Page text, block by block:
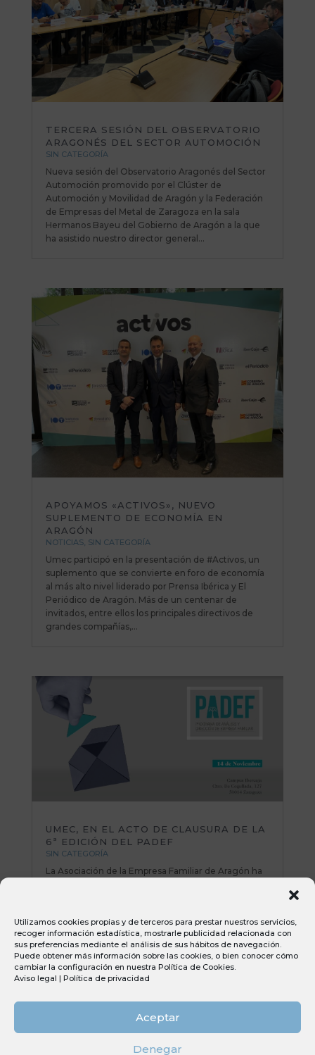
Utilizamos cookies propias y de terceros para prestar nuestros servicios,
recoger información estadística, mostrarle publicidad relacionada con
sus preferencias mediante el análisis de sus hábitos de navegación.
Puede obtener más información sobre las cookies, o bien conocer cómo
cambiar la configuración en nuestra Política de Cookies.
Aviso legal | Política de privacidad
Aceptar
Denegar
TERCERA SESIÓN DEL OBSERVATORIO
ARAGONÉS DEL SECTOR AUTOMOCIÓN
SIN CATEGORÍA
Nueva sesión del Observatorio Aragonés del Sector
Automoción promovido por el Clúster de
Automoción y Movilidad de Aragón y la Federación
de Empresas del Metal de Zaragoza en la sala
Hermanos Bayeu del Gobierno de Aragón a la que
ha asistido nuestro director general...
APOYAMOS «ACTIVOS», NUEVO
SUPLEMENTO DE ECONOMÍA EN
ARAGÓN
NOTICIAS, SIN CATEGORÍA
Umec participó en la presentación de #Activos, un
suplemento que se convierte en foro de economía
al más alto nivel liderado por Prensa Ibérica y El
Periódico de Aragón. Más de un centenar de
invitados, entre ellos los principales directivos de
grandes compañías,...
UMEC, EN EL ACTO DE CLAUSURA DE LA
6ª EDICIÓN DEL PADEF
SIN CATEGORÍA
La Asociación de la Empresa Familiar de Aragón ha
Empresa Familiar), organizado por AEFA junto
a Fundación Ibercaja...